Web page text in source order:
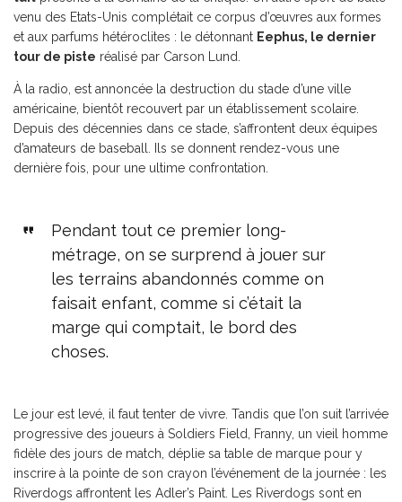
venu des Etats-Unis complétait ce corpus d’œuvres aux formes
et aux parfums hétéroclites : le détonnant Eephus, le dernier
tour de piste réalisé par Carson Lund.
À la radio, est annoncée la destruction du stade d’une ville
américaine, bientôt recouvert par un établissement scolaire.
Depuis des décennies dans ce stade, s’affrontent deux équipes
d’amateurs de baseball. Ils se donnent rendez-vous une
dernière fois, pour une ultime confrontation.
Pendant tout ce premier long-
métrage, on se surprend à jouer sur
les terrains abandonnés comme on
faisait enfant, comme si c’était la
marge qui comptait, le bord des
choses.
Le jour est levé, il faut tenter de vivre. Tandis que l’on suit l’arrivée
progressive des joueurs à Soldiers Field, Franny, un vieil homme
fidèle des jours de match, déplie sa table de marque pour y
inscrire à la pointe de son crayon l’événement de la journée : les
Riverdogs affrontent les Adler’s Paint. Les Riverdogs sont en